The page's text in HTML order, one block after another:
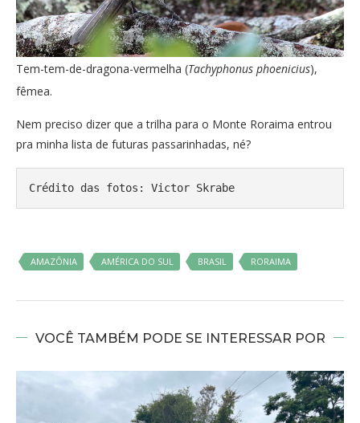
Tem-tem-de-dragona-vermelha (Tachyphonus phoenicius),
fêmea.
Nem preciso dizer que a trilha para o Monte Roraima entrou
pra minha lista de futuras passarinhadas, né?
Crédito das fotos: Victor Skrabe
AMAZÔNIA AMÉRICA DO SUL BRASIL RORAIMA
VOCÊ TAMBÉM PODE SE INTERESSAR POR